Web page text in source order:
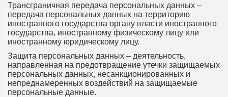
Трансграничная передача персональных данных –
передача персональных данных на территорию
иностранного государства органу власти иностранного
государства, иностранному физическому лицу или
иностранному юридическому лицу.
Защита персональных данных – деятельность,
направленная на предотвращение утечки защищаемых
персональных данных, несанкционированных и
непреднамеренных воздействий на защищаемые
персональные данные.